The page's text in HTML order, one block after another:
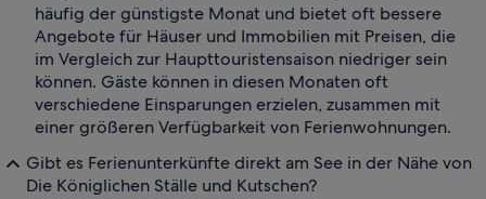
häufig der günstigste Monat und bietet oft bessere
Angebote für Häuser und Immobilien mit Preisen, die
im Vergleich zur Haupttouristensaison niedriger sein
können. Gäste können in diesen Monaten oft
verschiedene Einsparungen erzielen, zusammen mit
einer größeren Verfügbarkeit von Ferienwohnungen.
Gibt es Ferienunterkünfte direkt am See in der Nähe von
Die Königlichen Ställe und Kutschen?